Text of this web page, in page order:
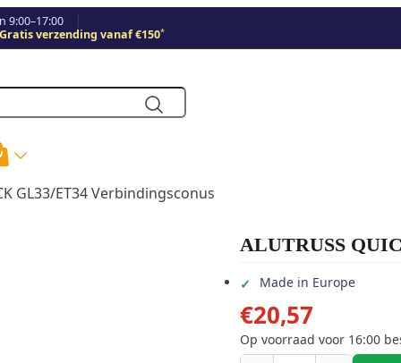
9:00–17:00
Gratis verzending vanaf €150*
GL33/ET34 Verbindingsconus
ALUTRUSS
Made in Europe
€20,57
Op voorraad voor 16:00